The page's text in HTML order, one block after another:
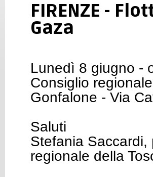
FIRENZE -
Gaza
Lunedì 8 giugno -
Consiglio
Gonfalone - Via
Saluti
Stefania
regionale della